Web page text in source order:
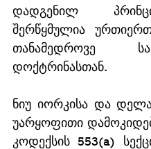
დადგენილ
შერწყმულია
თანამედროვე
დოქტრინასთან.
ნიუ იორკისა და
უარყოფითი
კოდექსის 553(a)